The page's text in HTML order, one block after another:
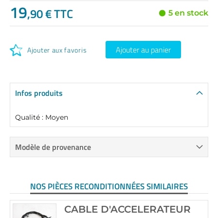
19,90 € TTC 5 en stock
Ajouter aux favoris Ajouter au panier
Infos produits
Qualité : Moyen
Modèle de provenance
NOS PIÈCES RECONDITIONNÉES SIMILAIRES
CABLE D'ACCELERATEUR